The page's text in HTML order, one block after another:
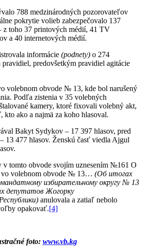
788 medzinárodných pozorovateľov
pokrytie volieb zabezpečovalo 137
z toho 37 printových médií, 41 TV
a 40 internetových médií.
informácie (podnety) o 274
predovšetkým pravidiel agitácie
volebnom obvode № 13, kde bol narušený
Podľa zistenia v 35 volebných
kamery, ktoré fixovali volebný akt,
kto ako a najmä za koho hlasoval.
Bakyt Sydykov – 17 397 hlasov, pred
13 477 hlasov. Ženskú časť viedla Ajgul
tomto obvode svojím uznesením №161 O
vo volebnom obvode № 13… (Об итогах
избирательному округу № 13
депутатов Жогорку
) anulovala a zatiaľ nebolo
opakovať.[4]
foto: www.vb.kg